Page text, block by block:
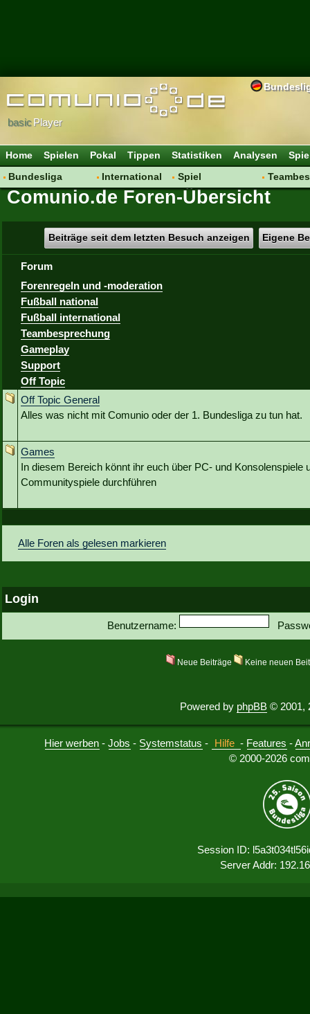
basicPlayer
Home Spielen Pokal Tippen Statistiken Analysen
Bundesliga
Hot News
Spielanalyse
Vereinsdiskussion
Vereinsfragen
International
Vereine
Spiel
Regeln & Tipps
Comunio.de Foren-Übersicht
Beiträge seit dem letzten Besuch anzeigen Eigene
Forum
Forenregeln und -moderation
Fußball national
Fußball international
Teambesprechung
Gameplay
Support
Off Topic
Off Topic General
Alles was nicht mit Comunio oder der 1. Bundesliga zu tun hat.
Games
In diesem Bereich könnt ihr euch über PC- und Konsolenspiele
Communityspiele durchführen
Alle Foren als gelesen markieren
Login
Benutzername:
Neue Beiträge Keine neuen
Powered by phpBB © 2001,
Hier werben -Jobs - Systemstatus - Hilfe - Features -
© 2000-2026
Session ID:
Server Addr: